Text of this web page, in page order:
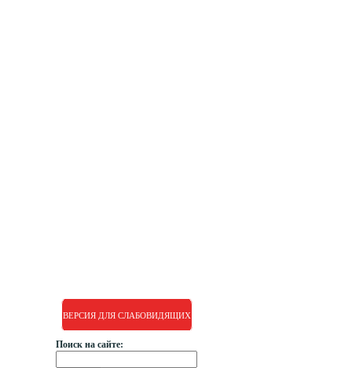
ВЕРСИЯ ДЛЯ СЛАБОВИДЯЩИХ
Поиск на сайте: